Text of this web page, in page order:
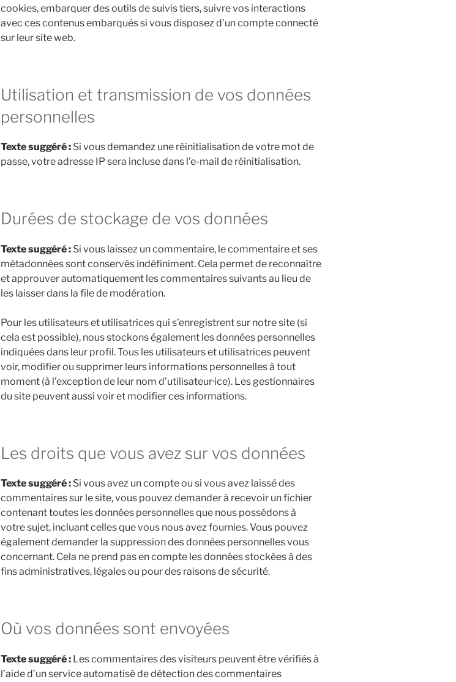
cookies, embarquer des outils de suivis tiers, suivre vos interactions
avec ces contenus embarqués si vous disposez d’un compte connecté
sur leur site web.
Utilisation et transmission de vos données
personnelles
Texte suggéré : Si vous demandez une réinitialisation de votre mot de
passe, votre adresse IP sera incluse dans l’e-mail de réinitialisation.
Durées de stockage de vos données
Texte suggéré : Si vous laissez un commentaire, le commentaire et ses
métadonnées sont conservés indéfiniment. Cela permet de reconnaître
et approuver automatiquement les commentaires suivants au lieu de
les laisser dans la file de modération.
Pour les utilisateurs et utilisatrices qui s’enregistrent sur notre site (si
cela est possible), nous stockons également les données personnelles
indiquées dans leur profil. Tous les utilisateurs et utilisatrices peuvent
voir, modifier ou supprimer leurs informations personnelles à tout
moment (à l’exception de leur nom d’utilisateur·ice). Les gestionnaires
du site peuvent aussi voir et modifier ces informations.
Les droits que vous avez sur vos données
Texte suggéré : Si vous avez un compte ou si vous avez laissé des
commentaires sur le site, vous pouvez demander à recevoir un fichier
contenant toutes les données personnelles que nous possédons à
votre sujet, incluant celles que vous nous avez fournies. Vous pouvez
également demander la suppression des données personnelles vous
concernant. Cela ne prend pas en compte les données stockées à des
fins administratives, légales ou pour des raisons de sécurité.
Où vos données sont envoyées
Texte suggéré : Les commentaires des visiteurs peuvent être vérifiés à
l’aide d’un service automatisé de détection des commentaires